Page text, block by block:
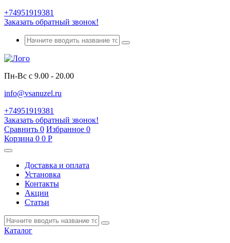
+74951919381
Заказать обратный звонок!
Пн-Вс с 9.00 - 20.00
info@vsanuzel.ru
+74951919381
Заказать обратный звонок!
Сравнить 0 Избранное 0
Корзина 0 0 Р
Доставка и оплата
Установка
Контакты
Акции
Статьи
Каталог